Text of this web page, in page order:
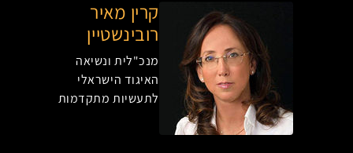
קרין מאיר
רובינשטיין
מנכ"לית ונשיאה
האיגוד הישראלי
לתעשיות מתקדמות